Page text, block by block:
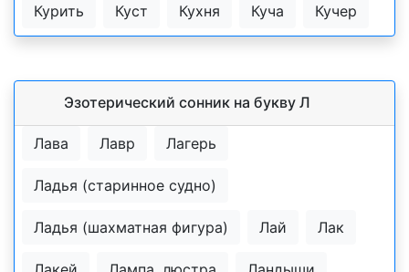
Курить Куст Кухня Куча Кучер
Эзотерический cонник на букву Л
Лава Лавр Лагерь
Ладья (старинное судно)
Ладья (шахматная фигура) Лай Лак